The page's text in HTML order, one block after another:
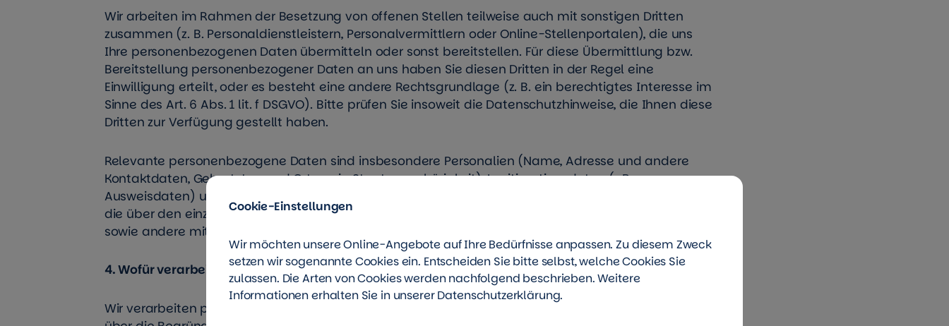
Wir arbeiten im Rahmen der Besetzung von offenen Stellen teilweise auch mit sonstigen Dritten
zusammen (z. B. Personaldienstleistern, Personalvermittlern oder Online-Stellenportalen), die uns
Ihre personenbezogenen Daten übermitteln oder sonst bereitstellen. Für diese Übermittlung bzw.
Bereitstellung personenbezogener Daten an uns haben Sie diesen Dritten in der Regel eine
Einwilligung erteilt, oder es besteht eine andere Rechtsgrundlage (z. B. ein berechtigtes Interesse im
Sinne des Art. 6 Abs. 1 lit. f DSGVO). Bitte prüfen Sie insoweit die Datenschutzhinweise, die Ihnen diese
Dritten zur Verfügung gestellt haben.
Relevante personenbezogene Daten sind insbesondere Personalien (Name, Adresse und andere
Kontaktdaten, Geburtstag und Ort sowie Staatsangehörigkeit), Legitimationsdaten (z.B.
Ausweisdaten) und Authentifikationsdaten (z.B. Unterschriftsprobe). Dazu gehören weitere Details,
die über den einzelnen Bewerber Aufschluss geben (Lebenslauf, Leistungsnachweise und Zeugnisse)
sowie andere mit den genannten Kategorien vergleichbare Daten.
4. Wofür verarbeiten wir Ihre Daten (Zweck der Verarbeitung) und auf welcher Rechtsgrundlage?
Wir verarbeiten personenbezogene Daten über Sie nur, soweit dies für den Zweck der Entscheidung
Cookie-Einstellungen
Wir möchten unsere Online-Angebote auf Ihre Bedürfnisse anpassen. Zu diesem Zweck
setzen wir sogenannte Cookies ein. Entscheiden Sie bitte selbst, welche Cookies Sie
zulassen. Die Arten von Cookies werden nachfolgend beschrieben. Weitere
Informationen erhalten Sie in unsererDatenschutzerklärung.